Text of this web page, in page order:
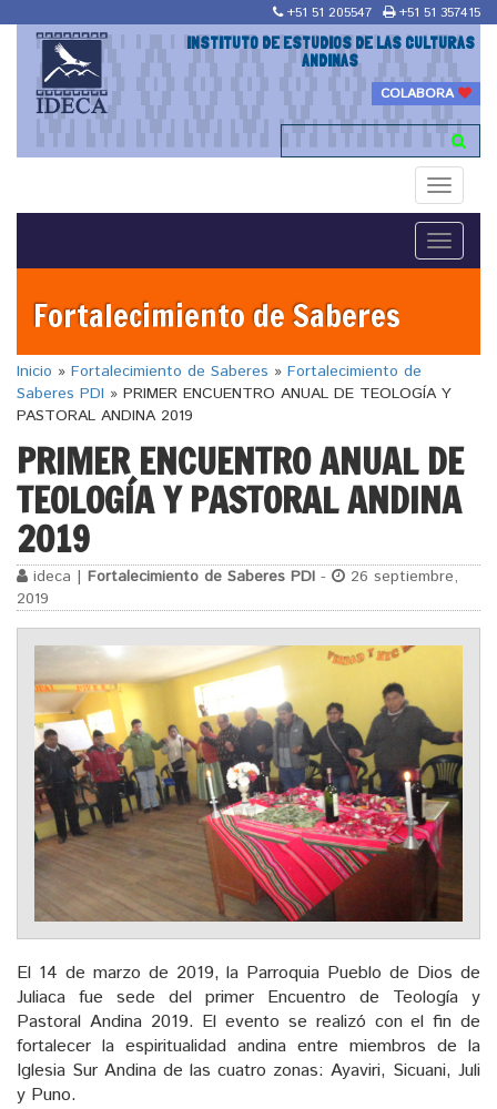
+51 51 205547 +51 51 357415
INSTITUTO DE ESTUDIOS DE LAS CULTURAS
ANDINAS
COLABORA
Toggle
Toggle
Fortalecimiento de Saberes
Inicio » Fortalecimiento de Saberes » Fortalecimiento de
Saberes PDI » PRIMER ENCUENTRO ANUAL DE TEOLOGÍA Y
PASTORAL ANDINA 2019
PRIMER ENCUENTRO ANUAL DE
TEOLOGÍA Y PASTORAL ANDINA
2019
ideca | Fortalecimiento de Saberes PDI -
26 septiembre,
2019
El 14 de marzo de 2019, la Parroquia Pueblo de Dios de
Juliaca fue sede del primer Encuentro de Teología y
Pastoral Andina 2019. El evento se realizó con el fin de
fortalecer la espiritualidad andina entre miembros de la
Iglesia Sur Andina de las cuatro zonas: Ayaviri, Sicuani, Juli
y Puno.